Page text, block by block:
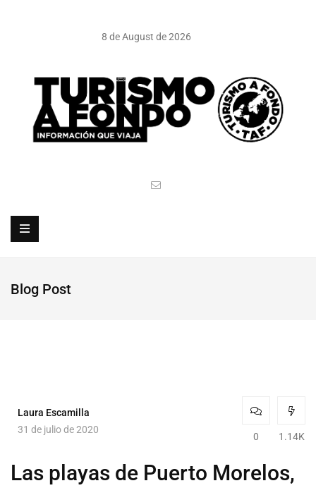
8 de August de 2026
Blog Post
Laura Escamilla
31 de julio de 2020
0 1.14K
Las playas de Puerto Morelos,